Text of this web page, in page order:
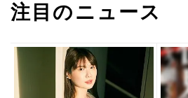
注目のニュース